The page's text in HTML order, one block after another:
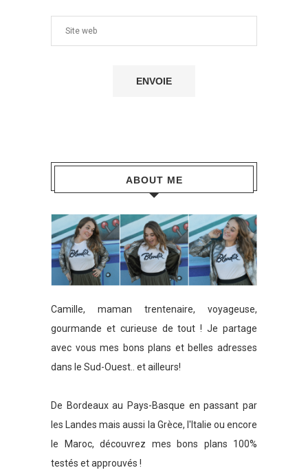
ABOUT ME
Camille, maman trentenaire, voyageuse,
gourmande et curieuse de tout ! Je partage
avec vous mes bons plans et belles adresses
dans le Sud-Ouest.. et ailleurs!
De Bordeaux au Pays-Basque en passant par
les Landes mais aussi la Grèce, l'Italie ou encore
le Maroc, découvrez mes bons plans 100%
testés et approuvés !